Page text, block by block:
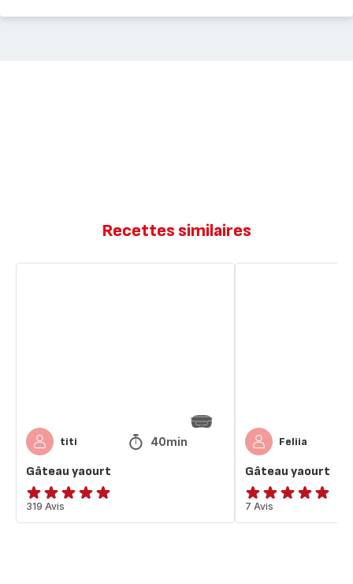
Recettes similaires
titi 40min
Gâteau yaourt
ratings.4.9
319 Avis
Feliia
Gâteau yaourt
Avis
5
7 Avis